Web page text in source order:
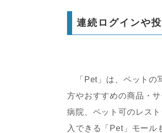
連続ログインや
「Pet」は、ペットの
方やおすすめの商品・
病院、ペット可のレス
入できる「Pet」モール